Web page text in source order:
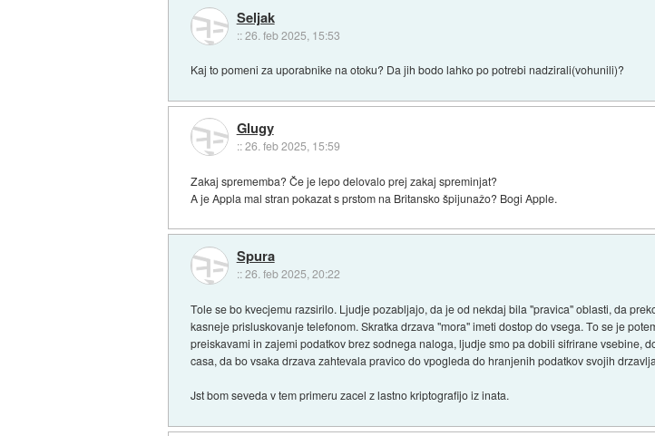
Seljak
::26. feb 2025, 15:53
Kaj to pomeni za uporabnike na otoku? Da jih bodo lahko po potrebi nadzirali(vohunili)?
Glugy
::26. feb 2025, 15:59
Zakaj sprememba? Če je lepo delovalo prej zakaj spreminjat?
A je Appla mal stran pokazat s prstom na Britansko špijunažo? Bogi Apple.
Spura
::26. feb 2025, 20:22
Tole se bo kvecjemu razsirilo. Ljudje pozabljajo, da je od nekdaj bila "pravica" oblasti, da
kasneje prisluskovanje telefonom. Skratka drzava "mora" imeti dostop do vsega. To se je
preiskavami in zajemi podatkov brez sodnega naloga, ljudje smo pa dobili sifrirane vsebine,
casa, da bo vsaka drzava zahtevala pravico do vpogleda do hranjenih podatkov svojih
Jst bom seveda v tem primeru zacel z lastno kriptografijo iz inata.